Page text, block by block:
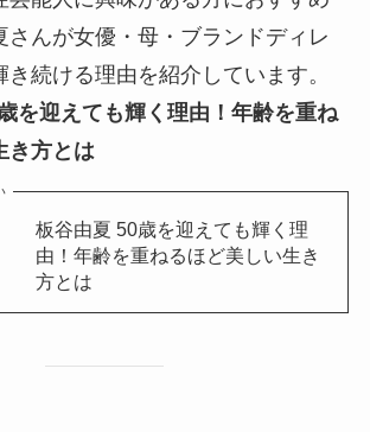
さんが女優・母・ブランドディレ
き続ける理由を紹介しています。
を迎えても輝く理由！年齢を重ね
き方とは
板谷由夏 50歳を迎えても輝く理
由！年齢を重ねるほど美しい生き
方とは